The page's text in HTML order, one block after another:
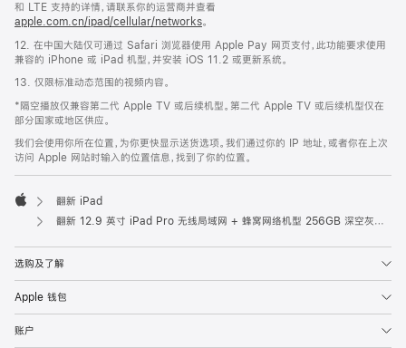
和 LTE 支持的详情，请联系你的运营商并查看
apple.com.cn/ipad/cellular/networks。
12. 在中国大陆仅可通过 Safari 浏览器使用 Apple Pay 网页支付，此功能要求使用
兼容的 iPhone 或 iPad 机型，并安装 iOS 11.2 或更新系统。
13. 仅限标准动态范围的视频内容。
*隔空播放仅兼容第二代 Apple TV 或后续机型。第二代 Apple TV 或后续机型仅在
部分国家或地区供应。
我们会使用你所在位置，为你更快显示送货选项。我们通过你的 IP 地址，或者你在上次
访问 Apple 网站时输入的位置信息，找到了你的位置。
Apple
翻新 iPad
翻新 12.9 英寸 iPad Pro 无线局域网 + 蜂窝网络机型 256GB 深空灰色 (第六代)
选购及了解
Apple 钱包
账户